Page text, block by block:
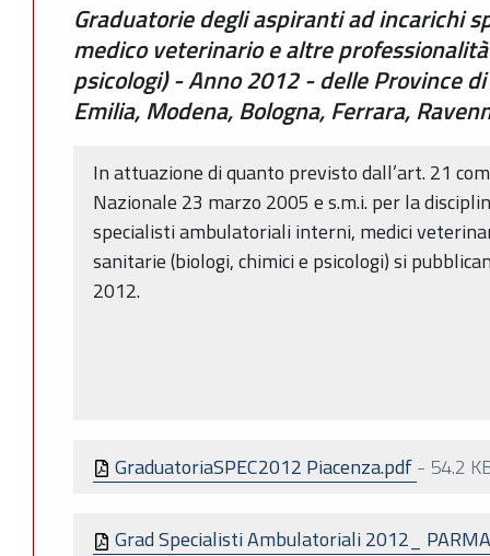
Graduatorie degli aspiranti ad incarichi
medico veterinario e altre
psicologi) - Anno 2012 - delle Province
Emilia, Modena, Bologna, Ferrara,
In attuazione di quanto previsto dall’art. 21
Nazionale 23 marzo 2005 e s.m.i. per la
specialisti ambulatoriali interni, medici
sanitarie (biologi, chimici e psicologi) si
2012.
GraduatoriaSPEC2012 Piacenza.pdf- 54.2
Grad Specialisti Ambulatoriali 2012_